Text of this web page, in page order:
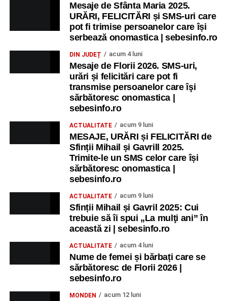
Mesaje de Sfânta Maria 2025.
URĂRI, FELICITĂRI și SMS-uri care
pot fi trimise persoanelor care își
serbează onomastica | sebesinfo.ro
DIN JUDEȚ acum 4 luni
Mesaje de Florii 2026. SMS-uri,
urări și felicitări care pot fi
transmise persoanelor care îşi
sărbătoresc onomastica |
sebesinfo.ro
ACTUALITATE acum 9 luni
MESAJE, URĂRI și FELICITĂRI de
Sfinții Mihail și Gavrill 2025.
Trimite-le un SMS celor care își
sărbătoresc onomastica |
sebesinfo.ro
ACTUALITATE acum 9 luni
Sfinții Mihail și Gavril 2025: Cui
trebuie să îi spui „La mulţi ani” în
această zi | sebesinfo.ro
ACTUALITATE acum 4 luni
Nume de femei și bărbați care se
sărbătoresc de Florii 2026 |
sebesinfo.ro
MONDEN acum 12 luni